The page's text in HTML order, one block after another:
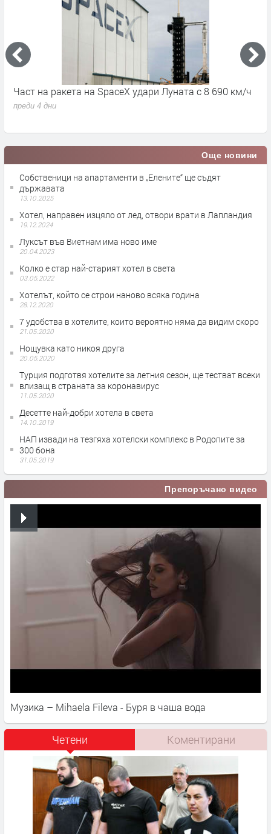
Част на ракета на SpaceX удари Луната с 8 690 км/ч
преди 4 дни
Още новини
Собственици на апартаменти в „Елените“ ще съдят
държавата
13.10.2025
Хотел, направен изцяло от лед, отвори врати в Лапландия
19.12.2024
Луксът във Виетнам има ново име
20.04.2023
Колко е стар най-старият хотел в света
03.05.2022
Хотелът, който се строи наново всяка година
28.12.2020
7 удобства в хотелите, които вероятно няма да видим скоро
21.05.2020
Нощувка като никоя друга
20.05.2020
Турция подготвя хотелите за летния сезон, ще тестват всеки
влизащ в страната за коронавирус
11.05.2020
Десетте най-добри хотела в света
14.10.2019
НАП извади на тезгяха хотелски комплекс в Родопите за
300 бона
31.05.2019
Препоръчано видео
Музика – Mihaela Fileva - Буря в чаша вода
Четени Коментирани